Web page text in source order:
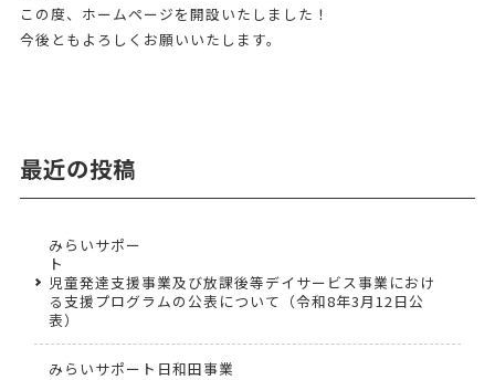
この度、ホームページを開設いたしました！
今後ともよろしくお願いいたします。
最近の投稿
みらいサポー
児童発達支援事業及び放課後等デイサービス事業におけ
る支援プログラムの公表について（令和8年3月12日公
表）
みらいサポート日和田事業